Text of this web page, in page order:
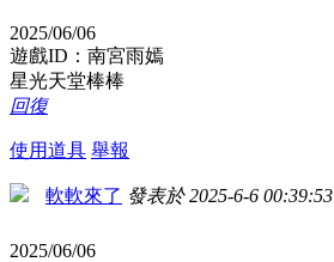
2025/06/06
遊戲ID：南宮雨嫣
星光天堂棒棒
回復
使用道具 舉報
軟軟來了 發表於 2025-6-6 00:39:53
2025/06/06